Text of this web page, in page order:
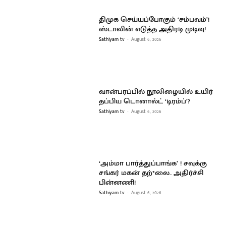
திமுக செய்யப்போகும் ‘சம்பவம்’!
ஸ்டாலின் எடுத்த அதிரடி முடிவு!
Sathiyam tv - August 6, 2026
வான்பரப்பில் நூலிழையில் உயிர்
தப்பிய டொனால்ட் ‘டிரம்ப்’?
Sathiyam tv - August 6, 2026
‘அம்மா பார்த்துப்பாங்க’ ! சவுக்கு
சங்கர் மகன் தற்*லை.. அதிர்ச்சி
பின்னணி!
Sathiyam tv - August 6, 2026